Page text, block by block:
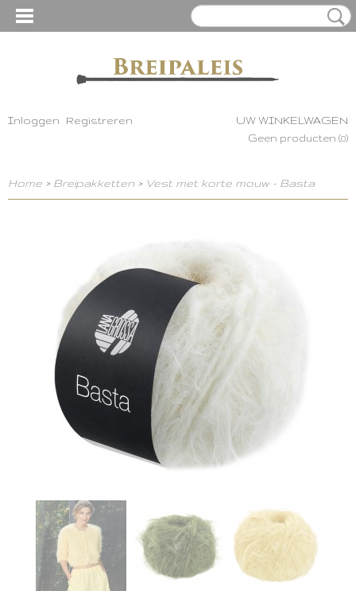
Inloggen Registreren UW WINKELWAGEN
Geen producten (0)
Home > Breipakketten > Vest met korte mouw - Basta